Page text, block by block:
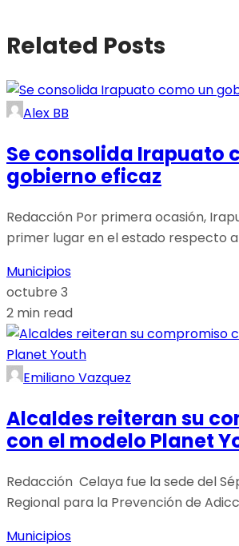
Related Posts
Alex BB
Se consolida Irapuato
gobierno eficaz
Redacción Por primera ocasión,
primer lugar en el estado respecto
Municipios
octubre 3
2 min read
Emiliano Vazquez
Alcaldes reiteran su
con el modelo Planet
Redacción Celaya fue la sede del
Regional para la Prevención de
Municipios